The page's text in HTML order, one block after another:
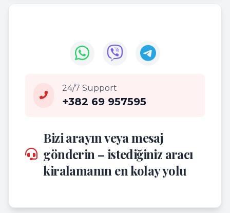
24/7 Support
+382 69 957595
Bizi arayın veya mesaj
gönderin – istediğiniz aracı
kiralamanın en kolay yolu